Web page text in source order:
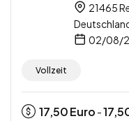
21465
02/08/
Vollzeit
17,50Euro -